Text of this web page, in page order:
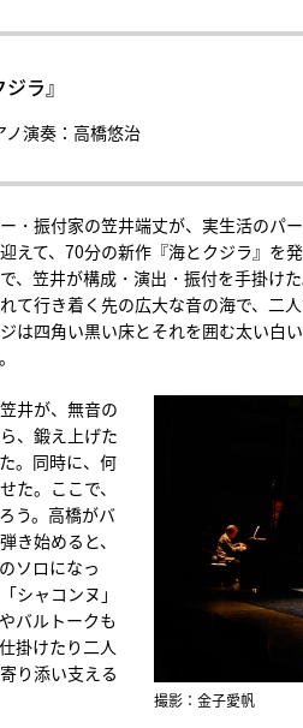
ラ』
演奏：高橋悠治
・振付家の笠井端丈が、実生活のパ
えて、70分の新作『海とクジラ』を
、笠井が構成・演出・振付を手掛け
て行き着く先の広大な音の海で、二
は四角い黒い床とそれを囲む太い白
井が、無音の
、鍛え上げた
。同時に、何
た。ここで、
う。高橋がバ
き始めると、
ソロになっ
シャコンヌ」
バルトークも
掛けたり二人
り添い支える
撮影：金子愛帆